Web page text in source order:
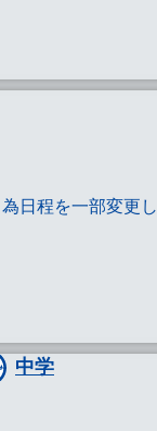
日程を一部変更
中学